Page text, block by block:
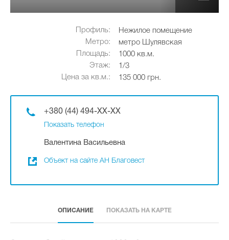
Профиль:
Нежилое помещение
Метро:
метро Шулявская
Площадь:
1000 кв.м.
Этаж:
1/3
Цена за кв.м.:
135 000 грн.
+380 (44) 494-XX-XX
Показать телефон
Валентина Васильевна
Объект на сайте АН Благовест
ОПИСАНИЕ ПОКАЗАТЬ НА КАРТЕ